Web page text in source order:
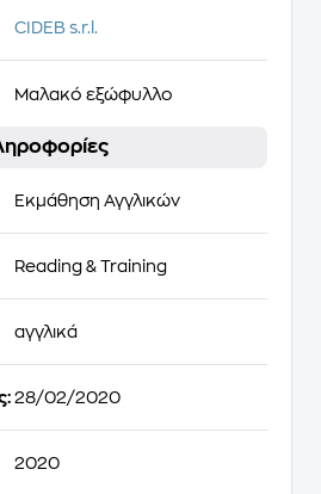
CIDEB s.r.l.
Μαλακό εξώφυλλο
Εκμάθηση Αγγλικών
Reading & Training
αγγλικά
28/02/2020
2020